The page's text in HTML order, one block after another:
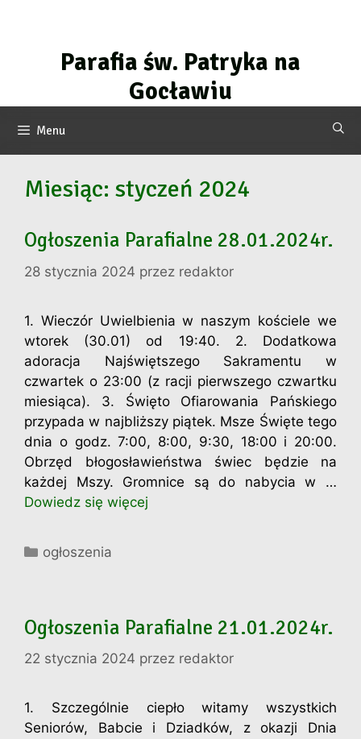
Parafia św. Patryka na
Gocławiu
Menu
Miesiąc: styczeń 2024
Ogłoszenia Parafialne 28.01.2024r.
28 stycznia 2024 przez redaktor
1. Wieczór Uwielbienia w naszym kościele we
wtorek (30.01) od 19:40. 2. Dodatkowa
adoracja Najświętszego Sakramentu w
czwartek o 23:00 (z racji pierwszego czwartku
miesiąca). 3. Święto Ofiarowania Pańskiego
przypada w najbliższy piątek. Msze Święte tego
dnia o godz. 7:00, 8:00, 9:30, 18:00 i 20:00.
Obrzęd błogosławieństwa świec będzie na
każdej Mszy. Gromnice są do nabycia w …
Dowiedz się więcej
Kategorie
ogłoszenia
Ogłoszenia Parafialne 21.01.2024r.
22 stycznia 2024 przez redaktor
1. Szczególnie ciepło witamy wszystkich
Seniorów, Babcie i Dziadków, z okazji Dnia